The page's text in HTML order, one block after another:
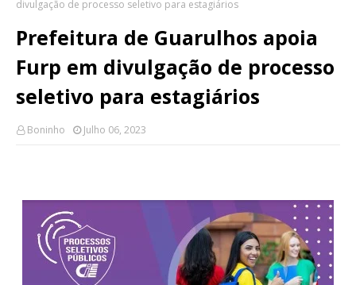
divulgação de processo seletivo para estagiários
Prefeitura de Guarulhos apoia
Furp em divulgação de processo
seletivo para estagiários
Boninho Julho 06, 2023